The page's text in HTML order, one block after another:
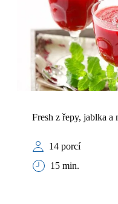
Fresh z řepy, jablka a
14 porcí
15 min.